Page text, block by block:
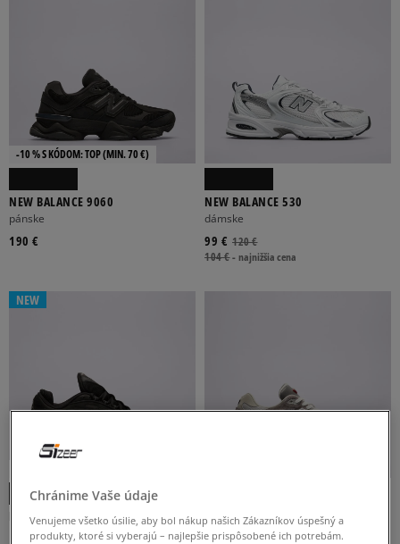
-10 % S KÓDOM: TOP (MIN. 70 €)
NEW BALANCE 9060
pánske
190 €
NEW BALANCE 530
dámske
120 €
99 €
104 €-najnižšia cena
NEW
NEW BALANCE 1000
pánske
NEW BALANCE 9060
pánske
Chránime Vaše údaje
Venujeme všetko úsilie, aby bol nákup našich Zákazníkov úspešný a
produkty, ktoré si vyberajú – najlepšie prispôsobené ich potrebám.